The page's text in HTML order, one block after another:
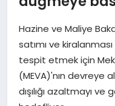
SAĞLIK
Hazine ve Maliye
satımı ve
tespit etmek için
(MEVA)'nın devreye
dışılığı azaltmayı ve